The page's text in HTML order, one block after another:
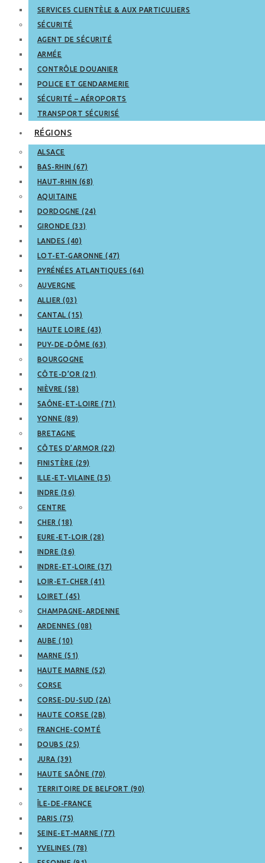
SERVICES CLIENTÈLE & AUX PARTICULIERS
SÉCURITÉ
AGENT DE SÉCURITÉ
ARMÉE
CONTRÔLE DOUANIER
POLICE ET GENDARMERIE
SÉCURITÉ – AÉROPORTS
TRANSPORT SÉCURISÉ
RÉGIONS
ALSACE
BAS-RHIN (67)
HAUT-RHIN (68)
AQUITAINE
DORDOGNE (24)
GIRONDE (33)
LANDES (40)
LOT-ET-GARONNE (47)
PYRÉNÉES ATLANTIQUES (64)
AUVERGNE
ALLIER (03)
CANTAL (15)
HAUTE LOIRE (43)
PUY-DE-DÔME (63)
BOURGOGNE
CÔTE-D’OR (21)
NIÈVRE (58)
SAÔNE-ET-LOIRE (71)
YONNE (89)
BRETAGNE
CÔTES D’ARMOR (22)
FINISTÈRE (29)
ILLE-ET-VILAINE (35)
INDRE (36)
CENTRE
CHER (18)
EURE-ET-LOIR (28)
INDRE (36)
INDRE-ET-LOIRE (37)
LOIR-ET-CHER (41)
LOIRET (45)
CHAMPAGNE-ARDENNE
ARDENNES (08)
AUBE (10)
MARNE (51)
HAUTE MARNE (52)
CORSE
CORSE-DU-SUD (2A)
HAUTE CORSE (2B)
FRANCHE-COMTÉ
DOUBS (25)
JURA (39)
HAUTE SAÔNE (70)
TERRITOIRE DE BELFORT (90)
ÎLE-DE-FRANCE
PARIS (75)
SEINE-ET-MARNE (77)
YVELINES (78)